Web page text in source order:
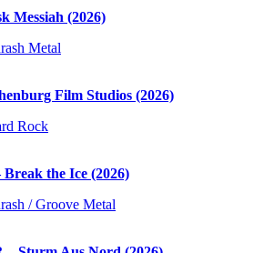
Messiah (2026)
Metal
Film Studios (2026)
Rock
the Ice (2026)
/ Groove Metal